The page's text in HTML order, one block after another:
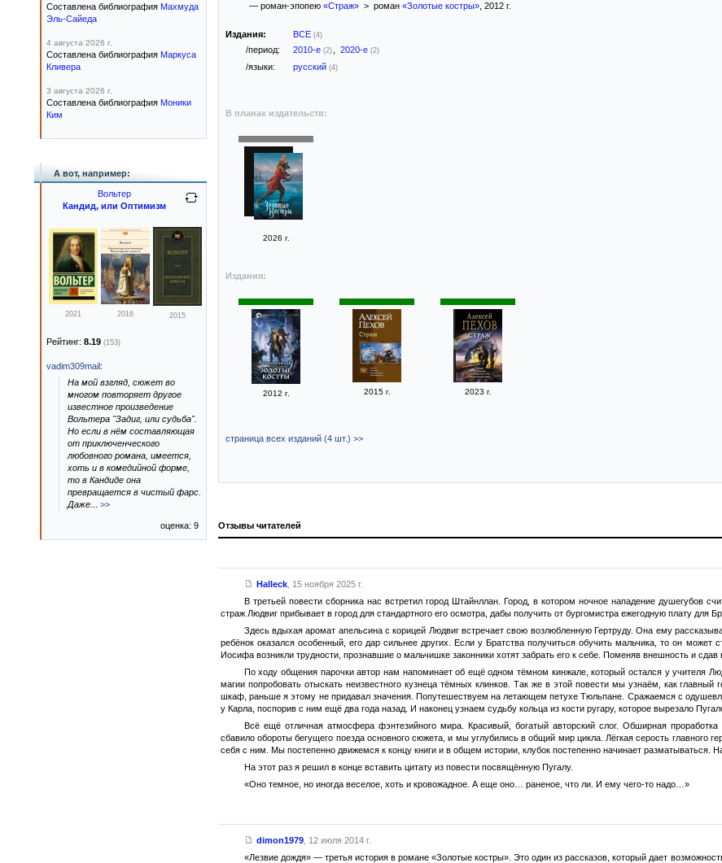
— роман-эпопею «Страж»> роман «Золотые костры», 2012 г.
Издания: ВСЕ (4)
/период: 2010-е (2) 2020-е (2)
/языки: русский (4)
В планах издательств:
2026 г.
Издания:
2012 г. 2015 г. 2023 г.
страница всех изданий (4 шт.) >>
Отзывы читателей
Halleck, 15 ноября 2025 г.
В третьей повести сборника нас встретил город Штайнллан. Город, в котором ночное нападение душегубов
страж Людвиг прибывает в город для стандартного его осмотра, дабы получить от бургомистра ежегодную плату для
Здесь вдыхая аромат апельсина с корицей Людвиг встречает свою возлюбленную Гертруду. Она ему
ребёнок оказался особенный, его дар сильнее других. Если у Братства получиться обучить мальчика, то он
Иосифа возникли трудности, прознавшие о мальчишке законники хотят забрать его к себе. Поменяв внешность и
По ходу общения парочки автор нам напоминает об ещё одном тёмном кинжале, который остался у учителя
магии попробовать отыскать неизвестного кузнеца тёмных клинков. Так же в этой повести мы узнаём, как
шкаф, раньше я этому не придавал значения. Попутешествуем на летающем петухе Тюльпане. Сражаемся с
у Карла, поспорив с ним ещё два года назад. И наконец узнаем судьбу кольца из кости ругару, которое вырезало
Всё ещё отличная атмосфера фэнтезийного мира. Красивый, богатый авторский слог. Обширная
сбавило обороты бегущего поезда основного сюжета, и мы углубились в общий мир цикла. Лёгкая серость главного
себя с ним. Мы постепенно движемся к концу книги и в общем истории, клубок постепенно начинает разматываться.
На этот раз я решил в конце вставить цитату из повести посвящённую Пугалу.
«Оно темное, но иногда веселое, хоть и кровожадное. А еще оно… раненое, что ли. И ему чего-то надо…»
dimon1979, 12 июля 2014 г.
«Лезвие дождя» — третья история в романе «Золотые костры». Это один из рассказов, который дает
Составлена библиография Махмуда
Эль-Сайеда
4 августа 2026 г.
Составлена библиография Маркуса
Кливера
3 августа 2026 г.
Составлена библиография Моники
Ким
А вот, например:
Вольтер
Кандид, или Оптимизм
2021 2016 2015
Рейтинг: 8.19 (153)
vadim309mail:
На мой взгляд, сюжет во
многом повторяет другое
известное произведение
Вольтера "Задиг, или судьба".
Но если в нём составляющая
от приключенческого
любовного романа, имеется,
хоть и в комедийной форме,
то в Кандиде она
превращается в чистый фарс.
Даже
>>
оценка: 9